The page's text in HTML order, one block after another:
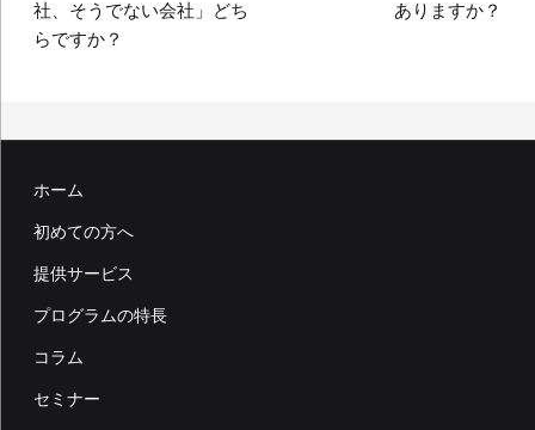
e
稿
ゲ
シ
ョ
ン
ありますか？
社、そうでない会社」どち
らですか？
ホーム
初めての方へ
提供サービス
プログラムの特長
コラム
セミナー